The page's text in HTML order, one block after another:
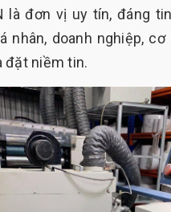
là đơn vị uy tín, đáng
nhân, doanh nghiệp,
đặt niềm tin.